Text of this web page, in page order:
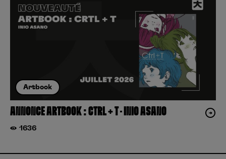
Artbook
ANNONCE ARTBOOK : CTRL + T – INIO ASANO
1636